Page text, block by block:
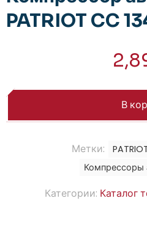
PATRIOT CC
В
Категории: Каталог
Метки:
Компрессоры